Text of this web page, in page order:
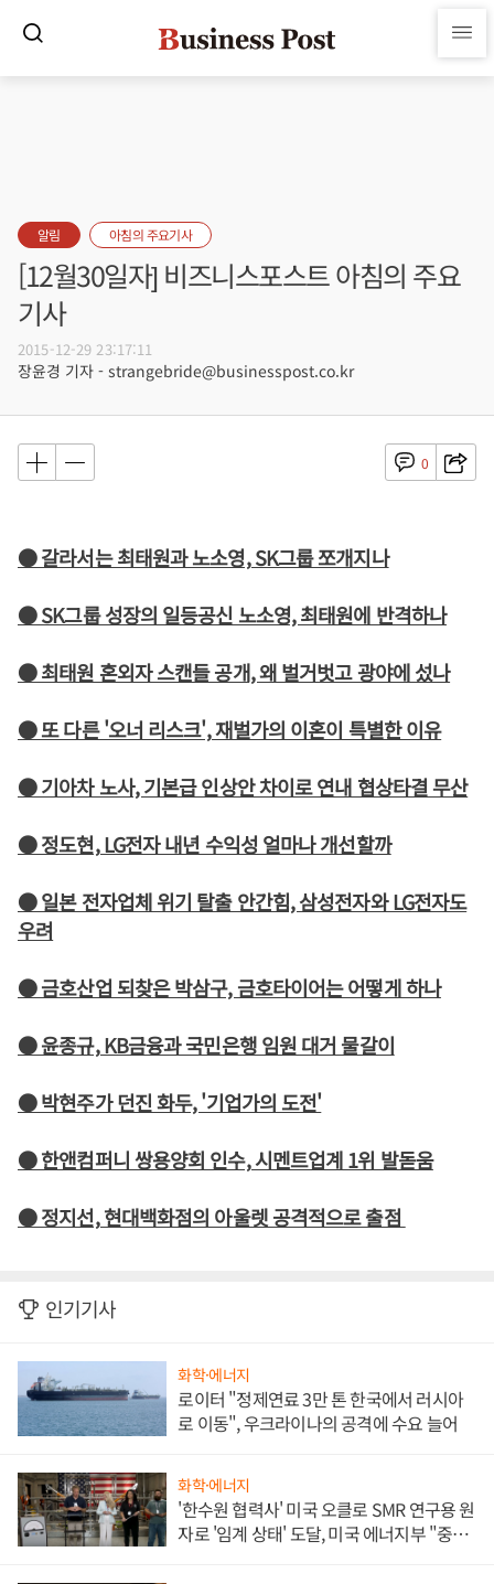
알림 아침의 주요기사
[12월30일자] 비즈니스포스트 아침의 주요
기사
2015-12-29 23:17:11
장윤경 기자 - strangebride@businesspost.co.kr
0
● 갈라서는 최태원과 노소영, SK그룹 쪼개지나
● SK그룹 성장의 일등공신 노소영, 최태원에 반격하나
● 최태원 혼외자 스캔들 공개, 왜 벌거벗고 광야에 섰나
● 또 다른 '오너 리스크', 재벌가의 이혼이 특별한 이유
● 기아차 노사, 기본급 인상안 차이로 연내 협상타결 무산
● 정도현, LG전자 내년 수익성 얼마나 개선할까
● 일본 전자업체 위기 탈출 안간힘, 삼성전자와 LG전자도
우려
● 금호산업 되찾은 박삼구, 금호타이어는 어떻게 하나
● 윤종규, KB금융과 국민은행 임원 대거 물갈이
● 박현주가 던진 화두, '기업가의 도전'
● 한앤컴퍼니 쌍용양회 인수, 시멘트업계 1위 발돋움
● 정지선, 현대백화점의 아울렛 공격적으로 출점
인기기사
화학·에너지
로이터 "정제연료 3만 톤 한국에서 러시아
로 이동", 우크라이나의 공격에 수요 늘어
화학·에너지
'한수원 협력사' 미국 오클로 SMR 연구용 원
자로 '임계 상태' 도달, 미국 에너지부 "중요